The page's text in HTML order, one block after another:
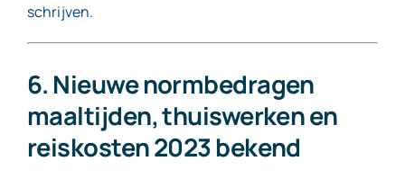
schrijven.
6. Nieuwe normbedragen
maaltijden, thuiswerken en
reiskosten 2023 bekend